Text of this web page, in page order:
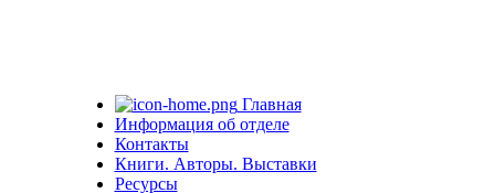
Главная
Информация об отделе
Контакты
Книги. Авторы. Выставки
Ресурсы